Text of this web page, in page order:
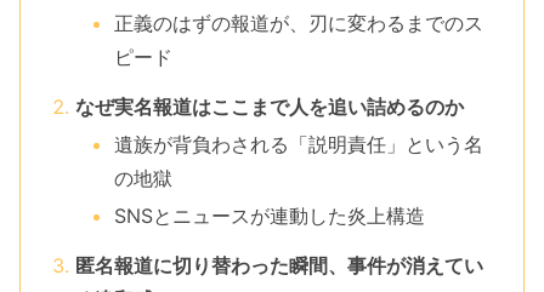
正義のはずの報道が、刃に変わるまでのス
ピード
なぜ実名報道はここまで人を追い詰めるのか
遺族が背負わされる「説明責任」という名
の地獄
SNSとニュースが連動した炎上構造
匿名報道に切り替わった瞬間、事件が消えてい